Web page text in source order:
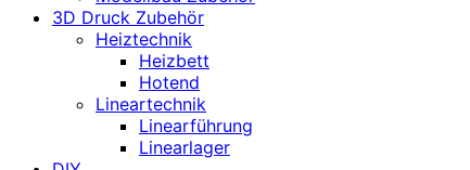
3D Druck Zubehör
Heiztechnik
Heizbett
Hotend
Lineartechnik
Linearführung
Linearlager